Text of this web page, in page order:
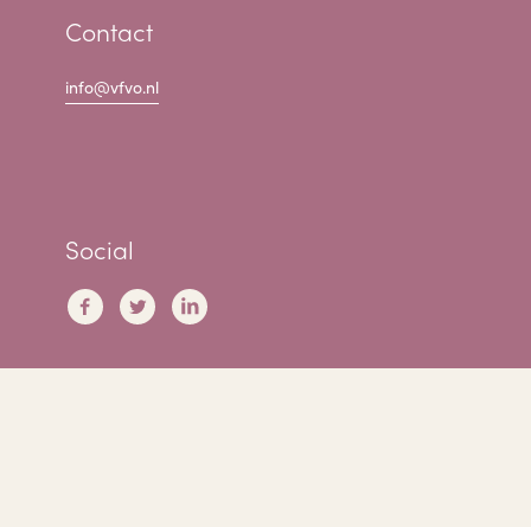
Contact
info@vfvo.nl
Social